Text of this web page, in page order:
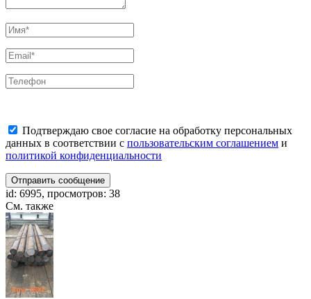
Подтверждаю свое согласие на обработку персональных
данных в соответствии с пользовательским соглашением и
политикой конфиденциальности
Отправить сообщение
id: 6995, просмотров: 38
См. также